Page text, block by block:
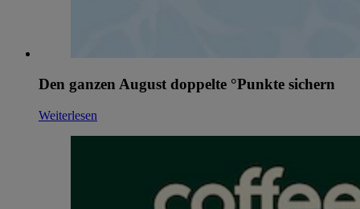
Den ganzen August doppelte °Punkte sichern
Weiterlesen